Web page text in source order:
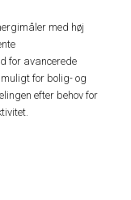
med høj
for avancerede
for bolig- og
efter behov for